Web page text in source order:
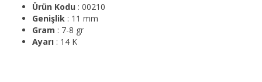
Ürün Kodu : 00210
Genişlik : 11 mm
Gram : 7-8 gr
Ayarı : 14 K